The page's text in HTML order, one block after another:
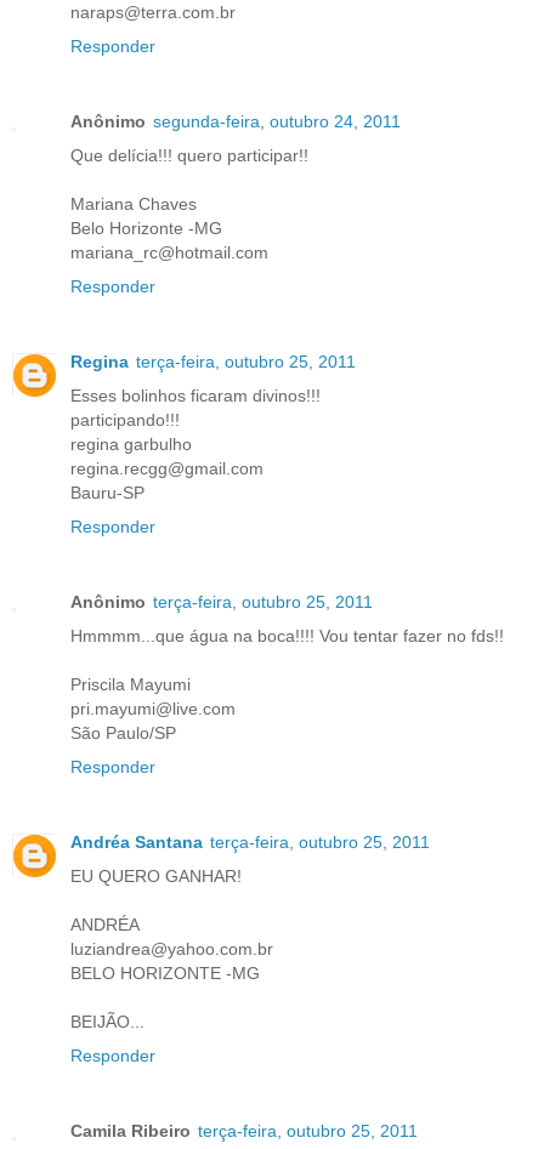
naraps@terra.com.br
Responder
Anônimo segunda-feira, outubro 24, 2011
Que delícia!!! quero participar!!
Mariana Chaves
Belo Horizonte -MG
mariana_rc@hotmail.com
Responder
Regina terça-feira, outubro 25, 2011
Esses bolinhos ficaram divinos!!!
participando!!!
regina garbulho
regina.recgg@gmail.com
Bauru-SP
Responder
Anônimo terça-feira, outubro 25, 2011
Hmmmm...que água na boca!!!! Vou tentar fazer no fds!!
Priscila Mayumi
pri.mayumi@live.com
São Paulo/SP
Responder
Andréa Santana terça-feira, outubro 25, 2011
EU QUERO GANHAR!
ANDRÉA
luziandrea@yahoo.com.br
BELO HORIZONTE -MG
BEIJÃO...
Responder
Camila Ribeiro terça-feira, outubro 25, 2011